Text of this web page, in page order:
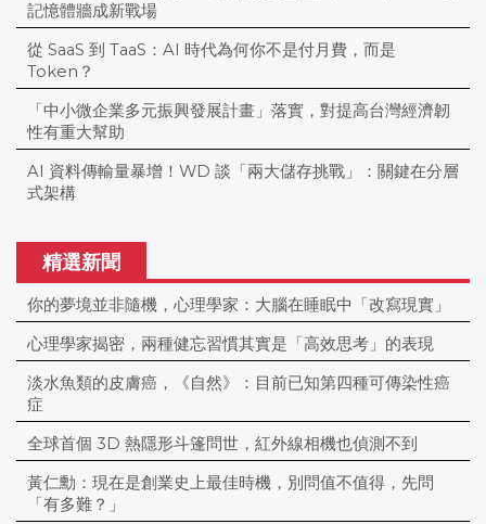
記憶體牆成新戰場
從 SaaS 到 TaaS：AI 時代為何你不是付月費，而是
Token？
「中小微企業多元振興發展計畫」落實，對提高台灣經濟韌
性有重大幫助
AI 資料傳輸量暴增！WD 談「兩大儲存挑戰」：關鍵在分層
式架構
精選新聞
你的夢境並非隨機，心理學家：大腦在睡眠中「改寫現實」
心理學家揭密，兩種健忘習慣其實是「高效思考」的表現
淡水魚類的皮膚癌，《自然》：目前已知第四種可傳染性癌
症
全球首個 3D 熱隱形斗篷問世，紅外線相機也偵測不到
黃仁勳：現在是創業史上最佳時機，別問值不值得，先問
「有多難？」